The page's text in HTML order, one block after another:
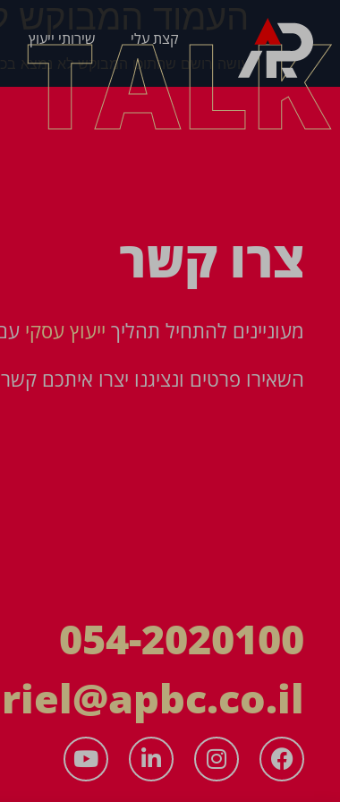
קצת עלי שירותי ייעוץ
העמוד המבוקש
עושה רושם שהתוכן המבוקש לא נמצא
צרו קשר
מעוניינים להתחיל תהליך ייעוץ עסקי
השאירו פרטים ונציגנו יצרו איתכם קשר
054-2020100